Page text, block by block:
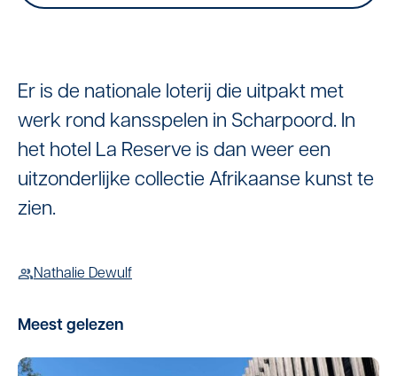
Er is de nationale loterij die uitpakt met
werk rond kansspelen in Scharpoord. In
het hotel La Reserve is dan weer een
uitzonderlijke collectie Afrikaanse kunst te
zien.
Nathalie Dewulf
Meest gelezen